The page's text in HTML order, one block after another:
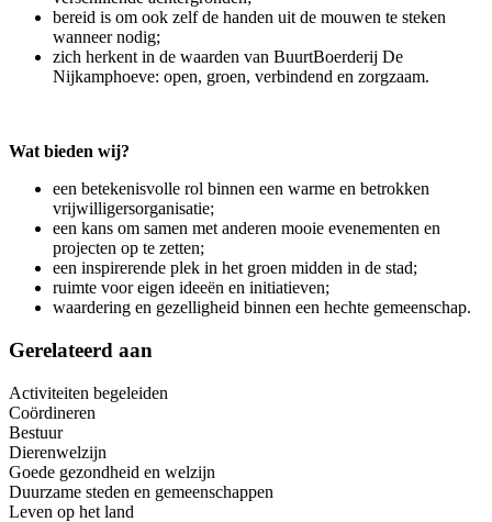
bereid is om ook zelf de handen uit de mouwen te steken
wanneer nodig;
zich herkent in de waarden van BuurtBoerderij De
Nijkamphoeve: open, groen, verbindend en zorgzaam.
Wat bieden wij?
een betekenisvolle rol binnen een warme en betrokken
vrijwilligersorganisatie;
een kans om samen met anderen mooie evenementen en
projecten op te zetten;
een inspirerende plek in het groen midden in de stad;
ruimte voor eigen ideeën en initiatieven;
waardering en gezelligheid binnen een hechte gemeenschap.
Gerelateerd aan
Activiteiten begeleiden
Coördineren
Bestuur
Dierenwelzijn
Goede gezondheid en welzijn
Duurzame steden en gemeenschappen
Leven op het land